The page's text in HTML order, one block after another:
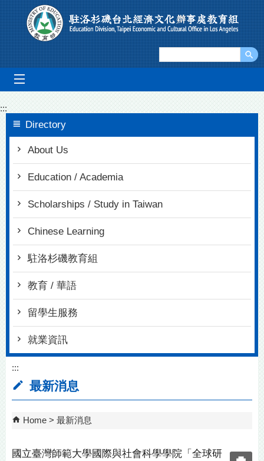
Go To Content
:::
Directory
About Us
Education / Academia
Scholarships / Study in Taiwan
Chinese Learning
駐洛杉磯教育組
教育 / 華語
留學生服務
就業資訊
:::
最新消息
Home 最新消息
國立臺灣師範大學國際與社會科學學院「全球研